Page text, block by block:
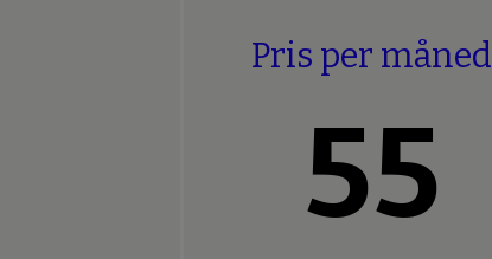
Pris per måned
55